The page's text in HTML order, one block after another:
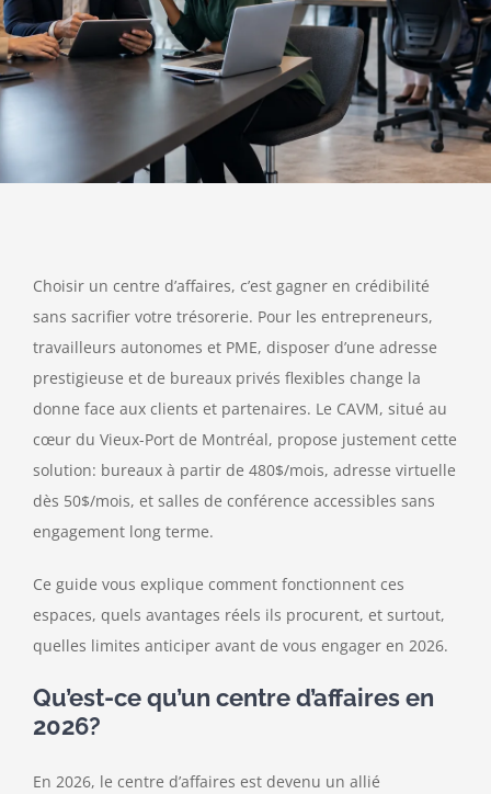
Choisir un centre d’affaires, c’est gagner en crédibilité
sans sacrifier votre trésorerie. Pour les entrepreneurs,
travailleurs autonomes et PME, disposer d’une adresse
prestigieuse et de bureaux privés flexibles change la
donne face aux clients et partenaires. Le CAVM, situé au
cœur du Vieux-Port de Montréal, propose justement cette
solution: bureaux à partir de 480$/mois, adresse virtuelle
dès 50$/mois, et salles de conférence accessibles sans
engagement long terme.
Ce guide vous explique comment fonctionnent ces
espaces, quels avantages réels ils procurent, et surtout,
quelles limites anticiper avant de vous engager en 2026.
Qu’est-ce qu’un centre d’affaires en
2026?
En 2026, le centre d’affaires est devenu un allié